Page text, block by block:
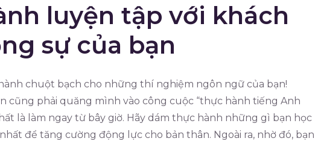
luyện tập với khách
sự của bạn
chuột bạch cho những thí nghiệm ngôn ngữ của bạn!
cũng phải quăng mình vào công cuộc “thực hành tiếng Anh
là làm ngay từ bây giờ. Hãy dám thực hành những gì bạn học
để tăng cường động lực cho bản thân. Ngoài ra, nhờ đó, bạn